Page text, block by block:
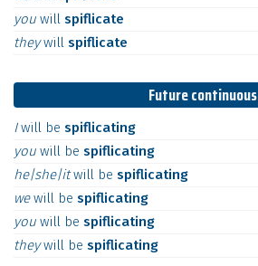
you will spiflicate
theywill spiflicate
Future continuous
Iwill be spiflicating
you will be spiflicating
he|she|itwill be spiflicating
wewill be spiflicating
you will be spiflicating
theywill be spiflicating